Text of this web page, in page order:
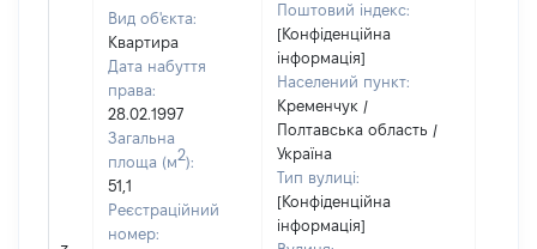
Вид об'єкта:
Квартира
Дата набуття
права:
28.02.1997
Загальна
площа (м2):
51,1
Реєстраційний
номер:
Поштовий індекс:
[Конфіденційна
інформація]
Населений пункт:
Кременчук /
Полтавська область /
Україна
Тип вулиці:
[Конфіденційна
інформація]